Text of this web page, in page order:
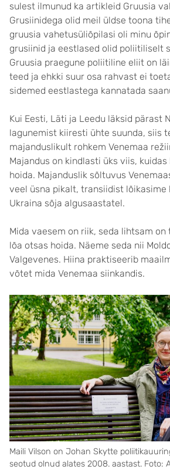
sulest ilmunud ka artikleid Gruusia
Grusiinidega olid meil üldse toona
gruusia vahetusüliõpilasi oli minu
grusiinid ja eestlased olid poliitiliselt
Gruusia praegune poliitiline eliit on
teed ja ehkki suur osa rahvast ei
sidemed eestlastega kannatada
Kui Eesti, Läti ja Leedu läksid pärast
lagunemist kiiresti ühte suunda, siis
majanduslikult rohkem Venemaa
Majandus on kindlasti üks viis,
hoida. Majanduslik sõltuvus
veel üsna pikalt, transiidist lõikasime
Ukraina sõja algusaastatel.
Mida vaesem on riik, seda lihtsam on
lõa otsas hoida. Näeme seda nii
Valgevenes. Hiina praktiseerib
võtet mida Venemaa siinkandis.
Maili Vilson on Johan Skytte
seotud olnud alates 2008. aastast. Foto: